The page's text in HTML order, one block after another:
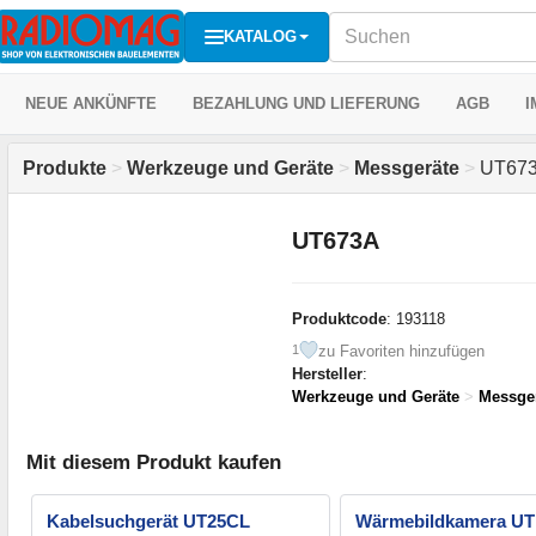
KATALOG
NEUE ANKÜNFTE BEZAHLUNG UND LIEFERUNG AGB
Produkte > Werkzeuge und Geräte > Messgeräte >
UT673A
Produktcode: 193118
1
zu Favoriten hinzufügen
Hersteller:
Werkzeuge und Geräte >
Mit diesem Produkt kaufen
Kabelsuchgerät UT25CL Wärmebildkamera